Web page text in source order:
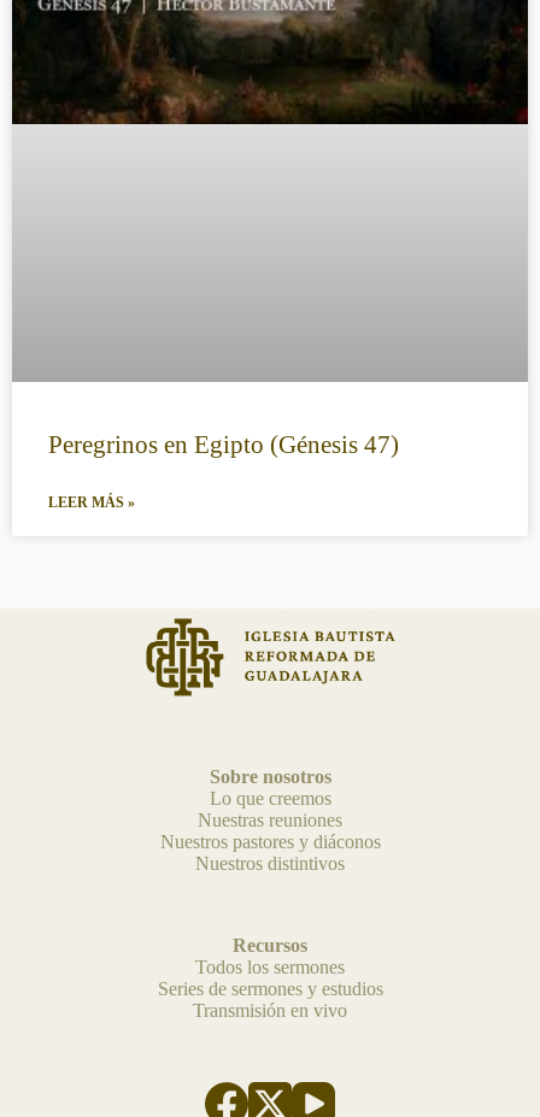
Peregrinos en Egipto (Génesis 47)
LEER MÁS »
Sobre nosotros
Lo que creemos
Nuestras reuniones
Nuestros pastores y diáconos
Nuestros distintivos
Recursos
Todos los sermones
Series de sermones y estudios
Transmisión en vivo